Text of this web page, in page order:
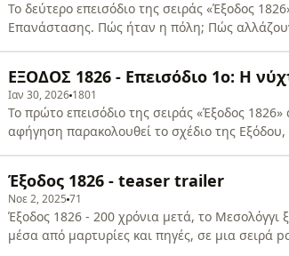
Το δεύτερο επεισόδιο της σειράς «Έξοδος
Επανάστασης. Πώς ήταν η πόλη; Πώς
προβλήματα δεν τελειώνουν εκεί.Έναν χρόνο
ΕΞΟΔΟΣ 1826 - Επεισόδιο 1ο: Η
Ιαν 30, 2026 1801
Το πρώτο επεισόδιο της σειράς «Έξοδος
αφήγηση παρακολουθεί το σχέδιο της
ΙστορίαςΜαρία Ευθυμίου, Ιστορικός και
Έξοδος 1826 - teaser trailer
Νοε 2, 2025 71
Έξοδος 1826 - 200 χρόνια μετά, το Μεσολόγγι
μέσα από μαρτυρίες και πηγές, σε μια σειρά